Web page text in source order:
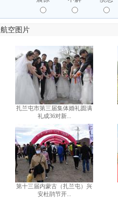
航空图片
扎兰屯市第三届集体婚礼圆满
礼成36对新...
第十三届内蒙古（扎兰屯）兴
安杜鹃节开...